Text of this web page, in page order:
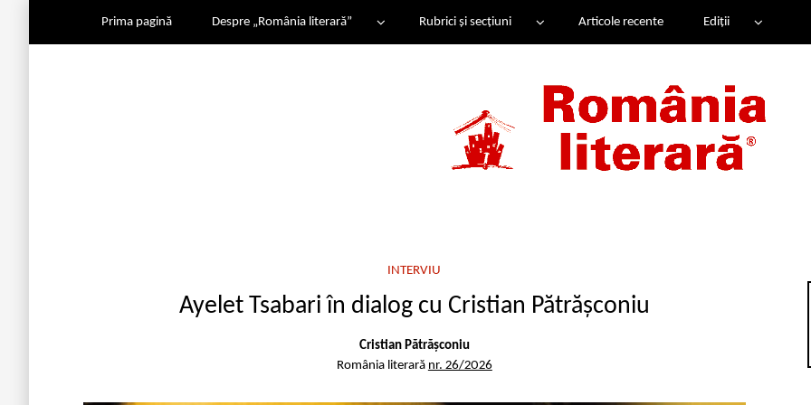
Prima pagină Despre „România literară” Rubrici și secțiuni Articole recente Ediții
INTERVIU
Ayelet Tsabari în dialog cu Cristian Pătrășconiu
Cristian Pătrășconiu
România literară nr. 26/2026